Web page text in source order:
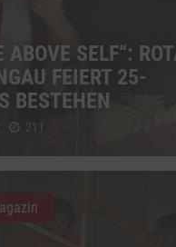
ABOVE SELF“:
FEIERT 25-
BESTEHEN
211